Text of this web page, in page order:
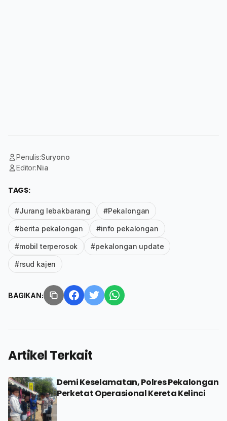
Penulis:Suryono
Editor:Nia
TAGS:
#Jurang lebakbarang #Pekalongan
#berita pekalongan #info pekalongan
#mobil terperosok #pekalongan update
#rsud kajen
BAGIKAN:
Artikel Terkait
Demi Keselamatan, Polres Pekalongan
Perketat Operasional Kereta Kelinci